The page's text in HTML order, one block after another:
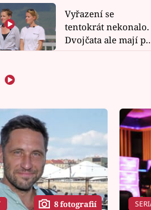
rychlé recepty
Vyřazení se
tentokrát nekonalo.
Dvojčata ale mají po
uzavření třetí etapy
svou nejtvrdší tvář
8 fotografií